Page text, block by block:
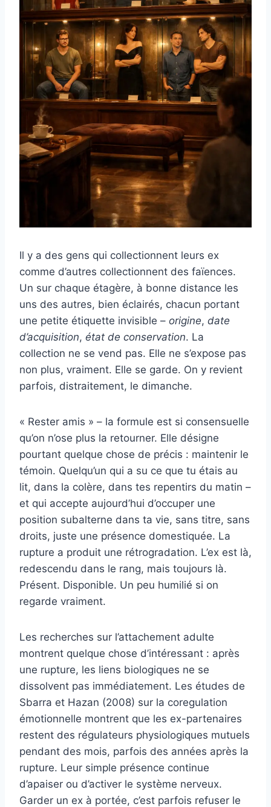
Il y a des gens qui collectionnent leurs ex
comme d’autres collectionnent des faïences.
Un sur chaque étagère, à bonne distance les
uns des autres, bien éclairés, chacun portant
une petite étiquette invisible – origine, date
d’acquisition, état de conservation. La
collection ne se vend pas. Elle ne s’expose pas
non plus, vraiment. Elle se garde. On y revient
parfois, distraitement, le dimanche.
« Rester amis » – la formule est si consensuelle
qu’on n’ose plus la retourner. Elle désigne
pourtant quelque chose de précis : maintenir le
témoin. Quelqu’un qui a su ce que tu étais au
lit, dans la colère, dans tes repentirs du matin –
et qui accepte aujourd’hui d’occuper une
position subalterne dans ta vie, sans titre, sans
droits, juste une présence domestiquée. La
rupture a produit une rétrogradation. L’ex est là,
redescendu dans le rang, mais toujours là.
Présent. Disponible. Un peu humilié si on
regarde vraiment.
Les recherches sur l’attachement adulte
montrent quelque chose d’intéressant : après
une rupture, les liens biologiques ne se
dissolvent pas immédiatement. Les études de
Sbarra et Hazan (2008) sur la coregulation
émotionnelle montrent que les ex-partenaires
restent des régulateurs physiologiques mutuels
pendant des mois, parfois des années après la
rupture. Leur simple présence continue
d’apaiser ou d’activer le système nerveux.
Garder un ex à portée, c’est parfois refuser le